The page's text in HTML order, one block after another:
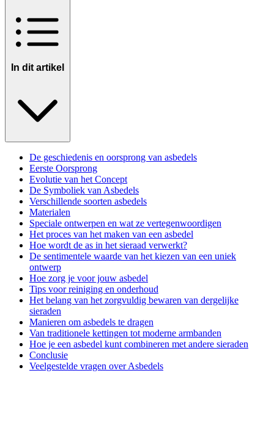
In dit artikel
De geschiedenis en oorsprong van asbedels
Eerste Oorsprong
Evolutie van het Concept
De Symboliek van Asbedels
Verschillende soorten asbedels
Materialen
Speciale ontwerpen en wat ze vertegenwoordigen
Het proces van het maken van een asbedel
Hoe wordt de as in het sieraad verwerkt?
De sentimentele waarde van het kiezen van een uniek
ontwerp
Hoe zorg je voor jouw asbedel
Tips voor reiniging en onderhoud
Het belang van het zorgvuldig bewaren van dergelijke
sieraden
Manieren om asbedels te dragen
Van traditionele kettingen tot moderne armbanden
Hoe je een asbedel kunt combineren met andere sieraden
Conclusie
Veelgestelde vragen over Asbedels